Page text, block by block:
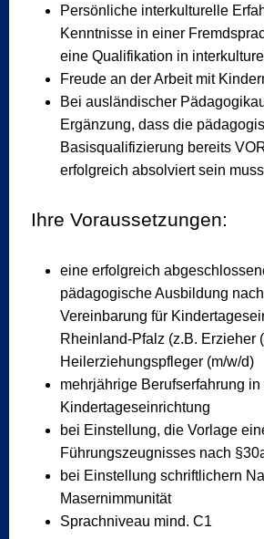
Persönliche interkulturelle
Kenntnisse in einer
eine Qualifikation in
Freude an der Arbeit mit
Bei ausländischer
Ergänzung, dass die
Basisqualifizierung bereits
erfolgreich absolviert sein muss
Ihre Voraussetzungen:
eine erfolgreich
pädagogische Ausbildung
Vereinbarung für
Rheinland-Pfalz (z.B. Erzieher
Heilerziehungspfleger (m/w/d)
mehrjährige Berufserfahrung in
Kindertageseinrichtung
bei Einstellung, die Vorlage
Führungszeugnisses nach
bei Einstellung schriftlichern
Masernimmunität
Sprachniveau mind. C1